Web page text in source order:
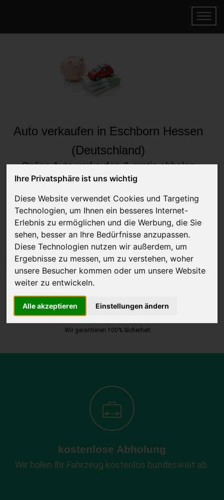
Ihre Privatsphäre ist uns wichtig
Diese Website verwendet Cookies und Targeting
Technologien, um Ihnen ein besseres Internet-
Erlebnis zu ermöglichen und die Werbung, die Sie
sehen, besser an Ihre Bedürfnisse anzupassen.
Diese Technologien nutzen wir außerdem, um
Ergebnisse zu messen, um zu verstehen, woher
unsere Besucher kommen oder um unsere Website
weiter zu entwickeln.
Alle akzeptieren Einstellungen ändern
Auto verkaufen in Eschborn Hessen
(Deutschland)
Online Auto verkaufen & gratis abholen
lassen
JETZT KOSTENLOSE BEWERTUNG
Kostenloses Angebotfür den Ankauf Ihres Autos inklusive der
Abholung, auf Wunsch sofort Geld. Ihre Daten werden nicht mit Dritten
Wir garantieren 100% Sicherheit.
kostenlose Abholung
Wir holen Ihr Fahrzeug kostenlos bundesweit ab.